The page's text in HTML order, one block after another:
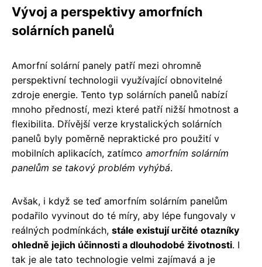
Vývoj a perspektivy amorfních
solárních panelů
Amorfní solární panely patří mezi ohromně
perspektivní technologii využívající obnovitelné
zdroje energie. Tento typ solárních panelů nabízí
mnoho předností, mezi které patří nižší hmotnost a
flexibilita. Dřívější verze krystalických solárních
panelů byly poměrně nepraktické pro použití v
mobilních aplikacích, zatímco amorfním solárním
panelům se takový problém vyhýbá.
Avšak, i když se teď amorfním solárním panelům
podařilo vyvinout do té míry, aby lépe fungovaly v
reálných podmínkách, stále existují určité otazníky
ohledně jejich účinnosti a dlouhodobé životnosti. I
tak je ale tato technologie velmi zajímavá a je